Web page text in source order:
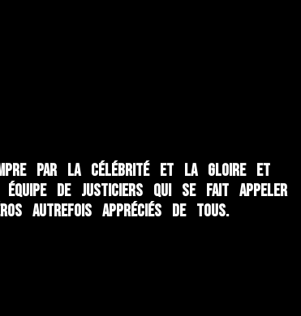
par la célébrité et la gloire et
de justiciers qui se fait appeler
autrefois appréciés de tous.